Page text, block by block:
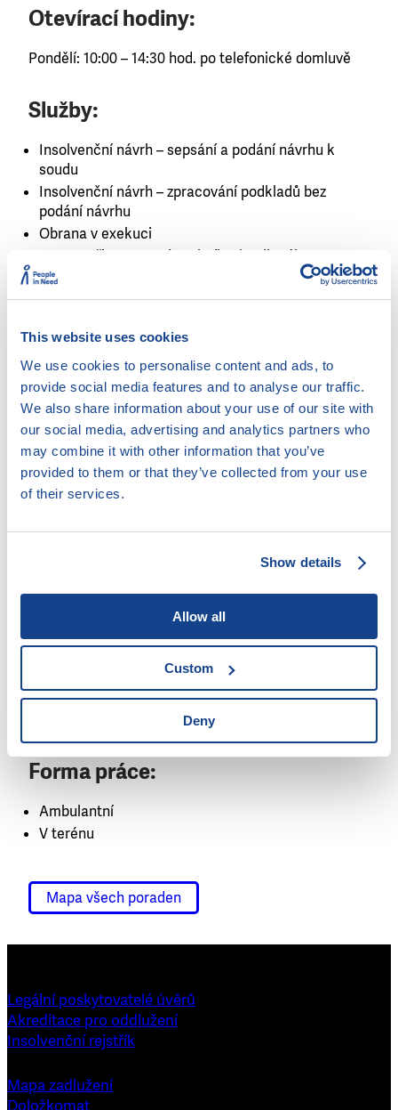
This website uses cookies
We use cookies to personalise content and ads, to
provide social media features and to analyse our traffic.
We also share information about your use of our site with
our social media, advertising and analytics partners who
may combine it with other information that you’ve
provided to them or that they’ve collected from your use
of their services.
Show details
Allow all
Custom
Deny
Otevírací hodiny:
Pondělí: 10:00 – 14:30 hod. po telefonické domluvě
Služby:
Insolvenční návrh – sepsání a podání návrhu k
soudu
Insolvenční návrh – zpracování podkladů bez
podání návrhu
Obrana v exekuci
Pomoc při sestavení osobního / rodinného
rozpočtu
Pomoc při vyjednávání s věřiteli
Poskytování kurzů finanční gramotnosti
Psaní návrhů, vyjádření odvolání či opravných
prostředků k soudu
Řešení spotřebitelských sporů
Vymáhání dlužného výživného
Zastupování u soudu
Cílová skupina:
Lidé s drogovou, kriminální minulostí či lidé bez
Lidé s nižšími kompetencemi
Oběti domácího násilí
Příslušníci etnické skupiny / cizinci
Senioři
Socioekonomicky znevýhodněné rodiny s dětmi
Forma práce:
Ambulantní
V terénu
Mapa všech poraden
Legální poskytovatelé úvěrů
Akreditace pro oddlužení
Insolvenční rejstřík
Mapa zadlužení